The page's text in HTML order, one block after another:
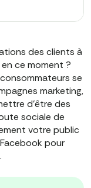
des clients à
ce moment ?
se
marketing,
d'être des
sociale de
votre public
pour